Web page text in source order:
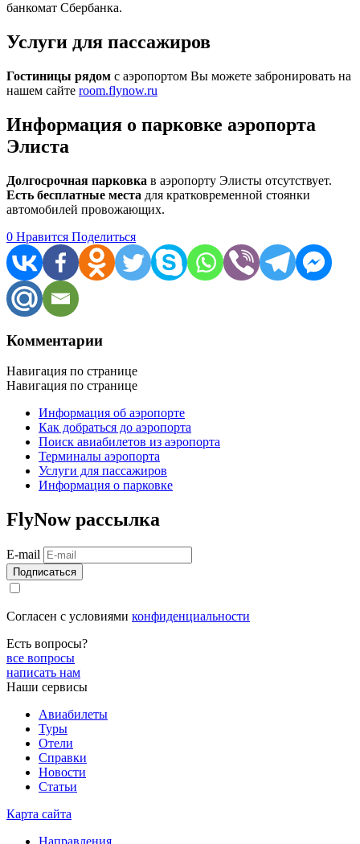
банкомат Сбербанка.
Услуги для пассажиров
Гостиницы рядом с аэропортом Вы можете забронировать на
нашем сайте room.flynow.ru
Информация о парковке аэропорта
Элиста
Долгосрочная парковка в аэропорту Элисты отсутствует.
Есть бесплатные места для кратковременной стоянки
автомобилей провожающих.
0 Нравится Поделиться
Комментарии
Навигация по странице
Навигация по странице
Информация об аэропорте
Как добраться до аэропорта
Поиск авиабилетов из аэропорта
Терминалы аэропорта
Услуги для пассажиров
Информация о парковке
FlyNowрассылка
E-mail
Согласен с условиями конфиденциальности
Есть вопросы?
все вопросы
написать нам
Наши сервисы
Авиабилеты
Туры
Отели
Справки
Новости
Статьи
Карта сайта
Направления